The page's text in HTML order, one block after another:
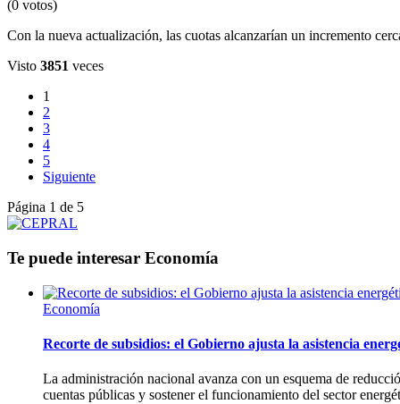
(0 votos)
Con la nueva actualización, las cuotas alcanzarían un incremento
Visto 3851 veces
1
2
3
4
5
Siguiente
Página 1 de 5
Te puede interesar Economía
Economía
Recorte de subsidios: el Gobierno ajusta la asistencia
La administración nacional avanza con un esquema de
cuentas públicas y sostener el funcionamiento del sector